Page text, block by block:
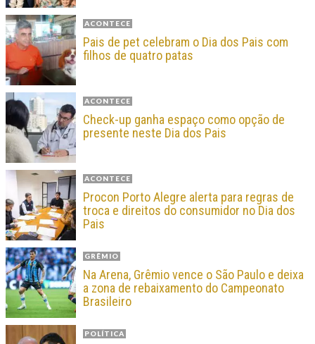
ACONTECE
Pais de pet celebram o Dia dos Pais com
filhos de quatro patas
ACONTECE
Check-up ganha espaço como opção de
presente neste Dia dos Pais
ACONTECE
Procon Porto Alegre alerta para regras de
troca e direitos do consumidor no Dia dos
Pais
GRÊMIO
Na Arena, Grêmio vence o São Paulo e deixa
a zona de rebaixamento do Campeonato
Brasileiro
POLÍTICA